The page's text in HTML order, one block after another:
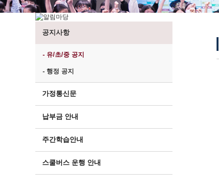
공지사항
- 유/초/중 공지
- 행정 공지
가정통신문
납부금 안내
주간학습안내
스쿨버스 운행 안내